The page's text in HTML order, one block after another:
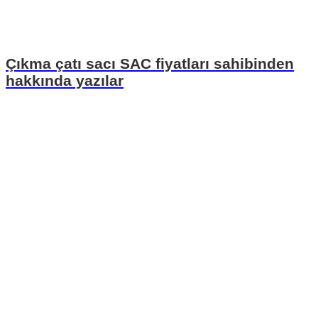
Çıkma çatı sacı SAC fiyatları sahibinden
hakkında yazılar